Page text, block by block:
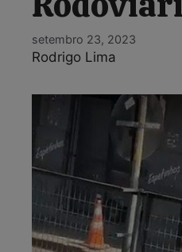
setembro 23, 2023
Rodrigo Lima